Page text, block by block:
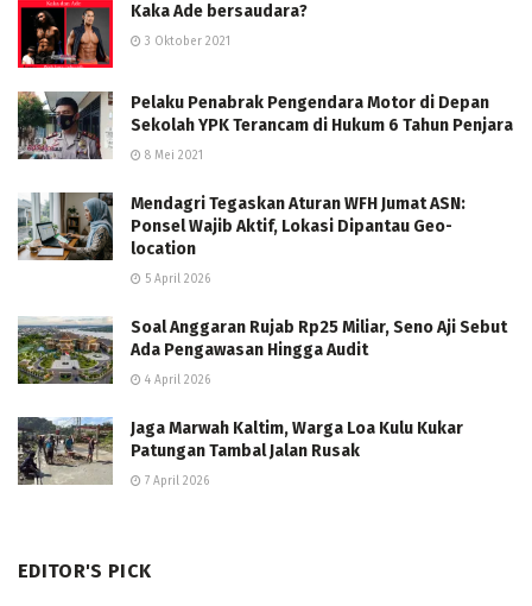
Kaka Ade bersaudara?
3 Oktober 2021
Pelaku Penabrak Pengendara Motor di Depan
Sekolah YPK Terancam di Hukum 6 Tahun Penjara
8 Mei 2021
Mendagri Tegaskan Aturan WFH Jumat ASN:
Ponsel Wajib Aktif, Lokasi Dipantau Geo-
location
5 April 2026
Soal Anggaran Rujab Rp25 Miliar, Seno Aji Sebut
Ada Pengawasan Hingga Audit
4 April 2026
Jaga Marwah Kaltim, Warga Loa Kulu Kukar
Patungan Tambal Jalan Rusak
7 April 2026
EDITOR'S PICK